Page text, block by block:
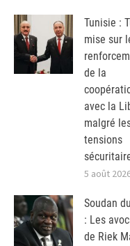
Tunisie :
mise sur
de la
avec la
malgré
tensions
5 août
Soudan
: Les
de Riek